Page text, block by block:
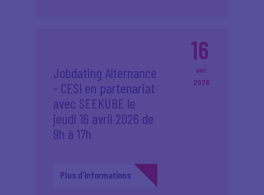
16
avr.
2026
Jobdating Alternance
- CESI en partenariat
avec SEEKUBE le
jeudi 16 avril 2026 de
9h à 17h
Plus d'informations